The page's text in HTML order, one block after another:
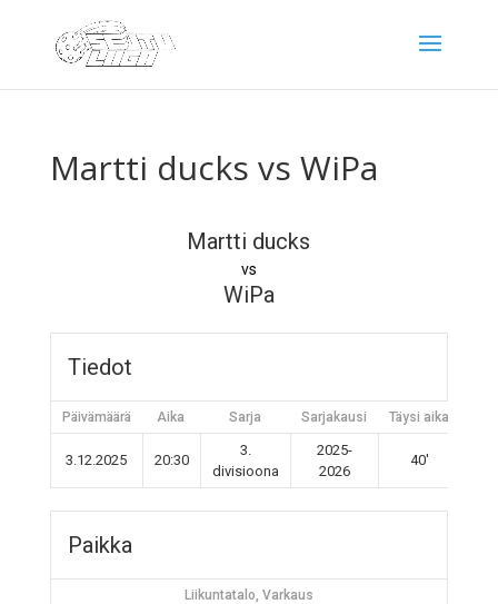
Martti ducks vs WiPa
Martti ducks
vs
WiPa
Tiedot
Päivämäärä Aika Sarja Sarjakausi Täysi aika
3.12.2025 20:30
3.
divisioona
2025-
2026
40'
Paikka
Liikuntatalo, Varkaus